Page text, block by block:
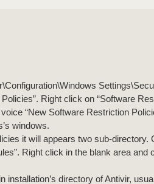
Right click on “Software
“New Software Restriction
windows.
it will appears two sub-directory.
Right click in the blank area and
installation’s directory of Antivir,